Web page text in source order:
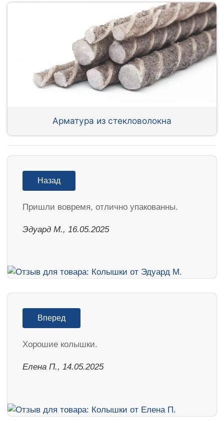
Арматура из стекловолокна
Назад
Пришли вовремя, отлично упакованны.
Эдуард М., 16.05.2025
Вперед
Хорошие колышки.
Елена П., 14.05.2025